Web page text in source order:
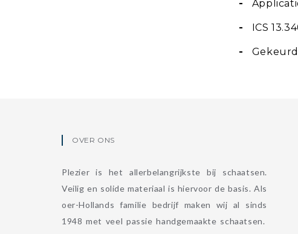
-
- ICS
-
OVER ONS
Plezier is het allerbelangrijkste bij schaatsen.
Veilig en solide materiaal is hiervoor de basis. Als
oer-Hollands familie bedrijf maken wij al sinds
1948 met veel passie handgemaakte schaatsen.